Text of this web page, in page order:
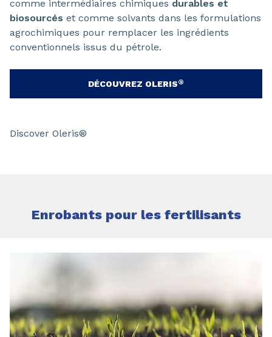
comme intermédiaires chimiques durables et
biosourcés et comme solvants dans les formulations
agrochimiques pour remplacer les ingrédients
conventionnels issus du pétrole.
DÉCOUVREZ OLERIS®
Discover Oleris®
Enrobants pour les fertilisants